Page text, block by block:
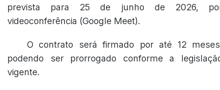
prevista para 25 de junho de 2026,
videoconferência (Google Meet).
O contrato será firmado por até 12
podendo ser prorrogado conforme a
vigente.